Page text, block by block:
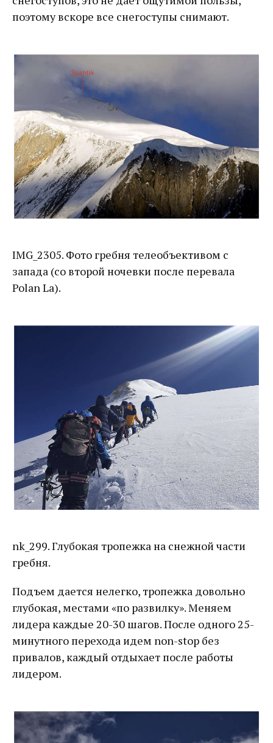
поэтому вскоре все снегоступы снимают.
IMG_2305. Фото гребня телеобъективом с
запада (со второй ночевки после перевала
Polan La).
nk_299. Глубокая тропежка на снежной части
гребня.
Подъем дается нелегко, тропежка довольно
глубокая, местами «по развилку». Меняем
лидера каждые 20-30 шагов. После одного 25-
минутного перехода идем non-stop без
привалов, каждый отдыхает после работы
лидером.